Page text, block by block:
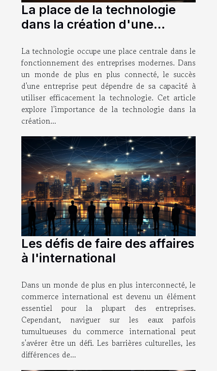
La place de la technologie
dans la création d'une
La technologie occupe une place centrale dans le
fonctionnement des entreprises modernes. Dans
un monde de plus en plus connecté, le succès
d'une entreprise peut dépendre de sa capacité à
utiliser efficacement la technologie. Cet article
explore l'importance de la technologie dans la
création...
Les défis de faire des affaires
à l'international
Dans un monde de plus en plus interconnecté, le
commerce international est devenu un élément
essentiel pour la plupart des entreprises.
Cependant, naviguer sur les eaux parfois
tumultueuses du commerce international peut
s'avérer être un défi. Les barrières culturelles, les
différences de...